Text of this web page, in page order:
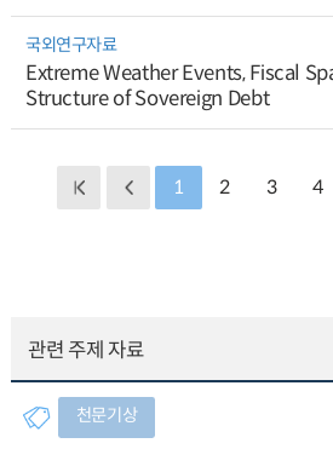
국외연구자료
Extreme Weather Events, Fiscal
Structure of Sovereign Debt
1 2 3 4
관련 주제 자료
천문기상